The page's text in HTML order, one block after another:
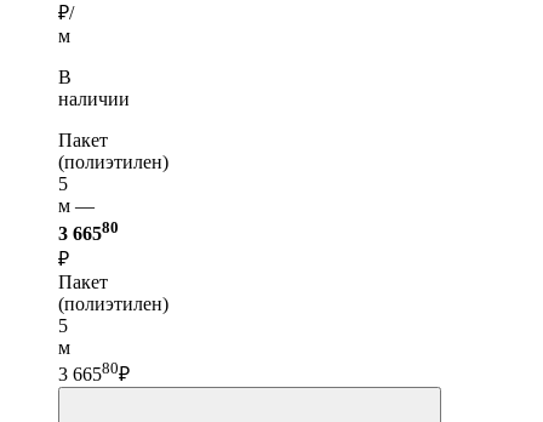
₽/
м
В
наличии
Пакет
(полиэтилен)
5
м —
3 66580
₽
Пакет
(полиэтилен)
5
м
3 66580₽